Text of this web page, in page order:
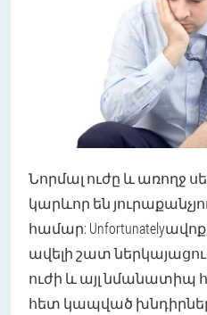
Նորմալ ուժը և առողջ
կարևոր են
համար:
ավելի շատ
ուժի և այլ նմանատիպ
հետ կապված